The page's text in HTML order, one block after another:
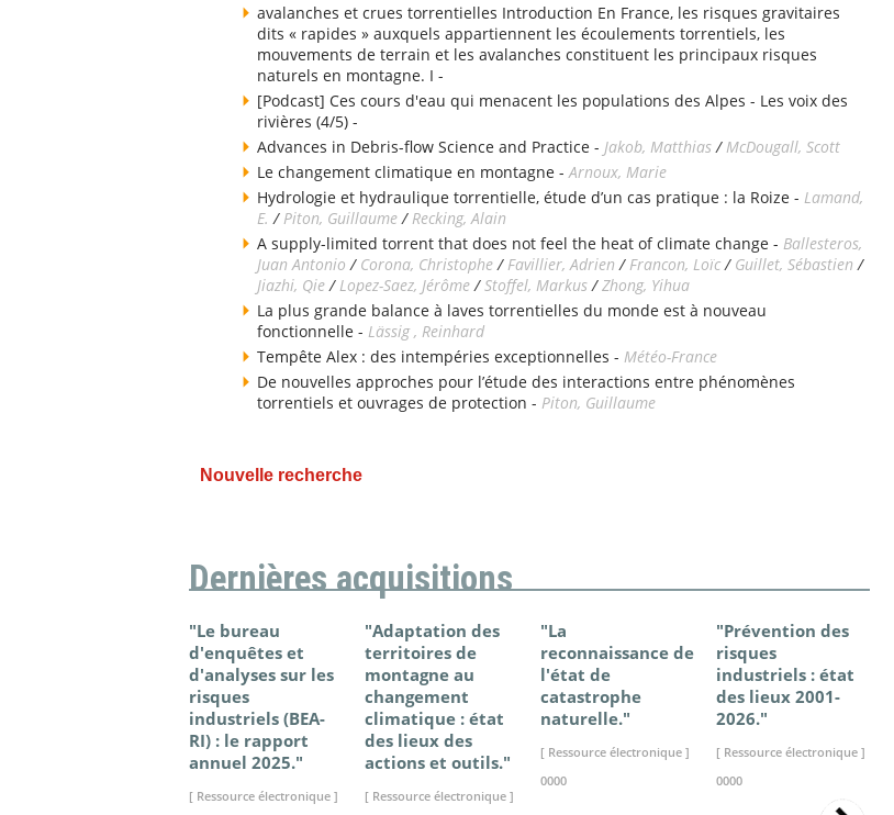
avalanches et crues torrentielles Introduction En France, les risques gravitaires
dits « rapides » auxquels appartiennent les écoulements torrentiels, les
mouvements de terrain et les avalanches constituent les principaux risques
naturels en montagne. I -
[Podcast] Ces cours d'eau qui menacent les populations des Alpes - Les voix des
rivières (4/5) -
Advances in Debris-flow Science and Practice - Jakob, Matthias / McDougall, Scott
Le changement climatique en montagne - Arnoux, Marie
Hydrologie et hydraulique torrentielle, étude d’un cas pratique : la Roize - Lamand,
E. / Piton, Guillaume / Recking, Alain
A supply-limited torrent that does not feel the heat of climate change - Ballesteros,
Juan Antonio / Corona, Christophe / Favillier, Adrien / Francon, Loïc / Guillet, Sébastien /
Jiazhi, Qie / Lopez-Saez, Jérôme /Stoffel, Markus /Zhong, Yihua
La plus grande balance à laves torrentielles du monde est à nouveau
fonctionnelle - Lässig , Reinhard
Tempête Alex : des intempéries exceptionnelles - Météo-France
De nouvelles approches pour l’étude des interactions entre phénomènes
torrentiels et ouvrages de protection - Piton, Guillaume
Nouvelle recherche
Dernières acquisitions
"Le bureau
d'enquêtes et
d'analyses sur les
risques
industriels (BEA-
RI) : le rapport
annuel 2025."
[ Ressource électronique ]
"Adaptation des
territoires de
montagne au
changement
climatique : état
des lieux des
actions et outils."
[ Ressource électronique ]
"La
reconnaissance de
l'état de
catastrophe
naturelle."
[ Ressource électronique ]
0000
"Prévention des
risques
industriels : état
des lieux 2001-
2026."
[ Ressource électronique ]
0000